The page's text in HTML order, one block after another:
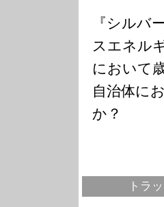
『シルバ
スエネル
において
自治体に
か？
トラ